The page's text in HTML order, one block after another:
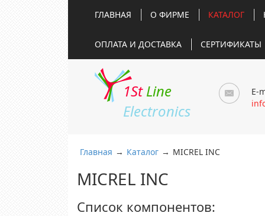
ГЛАВНАЯ О ФИРМЕ КАТАЛОГ
ОПЛАТА И ДОСТАВКА СЕРТИФИКАТЫ
1St Line
Electronics
E-
Главная → Каталог → MICREL INC
MICREL INC
Список компонентов: